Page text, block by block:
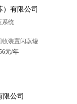
）有限公司
系统
装置闪蒸罐
元/年
限公司